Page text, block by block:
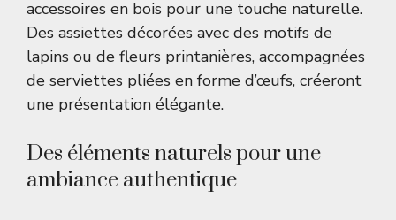
accessoires en bois pour une touche naturelle.
Des assiettes décorées avec des motifs de
lapins ou de fleurs printanières, accompagnées
de serviettes pliées en forme d’œufs, créeront
une présentation élégante.
Des éléments naturels pour une
ambiance authentique